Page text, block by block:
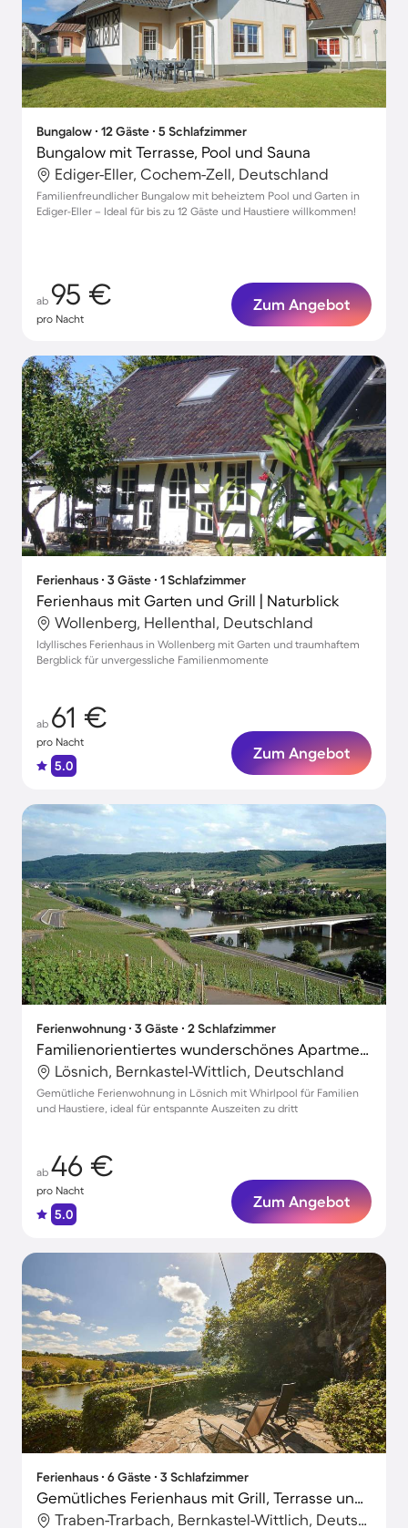
Bungalow ∙ 12 Gäste ∙ 5 Schlafzimmer
Bungalow mit Terrasse, Pool und Sauna
Ediger-Eller, Cochem-Zell, Deutschland
Familienfreundlicher Bungalow mit beheiztem Pool und Garten in
Ediger-Eller – Ideal für bis zu 12 Gäste und Haustiere willkommen!
ab 95 €
pro Nacht
Zum Angebot
Ferienhaus ∙ 3 Gäste ∙ 1 Schlafzimmer
Ferienhaus mit Garten und Grill | Naturblick
Wollenberg, Hellenthal, Deutschland
Idyllisches Ferienhaus in Wollenberg mit Garten und traumhaftem
Bergblick für unvergessliche Familienmomente
ab 61 €
pro Nacht
5.0
Zum Angebot
Ferienwohnung ∙ 3 Gäste ∙ 2 Schlafzimmer
Familienorientiertes wunderschönes Apartment mit Whirlpool | Haustiere erlaubt
Lösnich, Bernkastel-Wittlich, Deutschland
Gemütliche Ferienwohnung in Lösnich mit Whirlpool für Familien
und Haustiere, ideal für entspannte Auszeiten zu dritt
ab 46 €
pro Nacht
5.0
Zum Angebot
Ferienhaus ∙ 6 Gäste ∙ 3 Schlafzimmer
Gemütliches Ferienhaus mit Grill, Terrasse und Garten | Haustiere erlaubt
Traben-Trarbach, Bernkastel-Wittlich, Deutschland